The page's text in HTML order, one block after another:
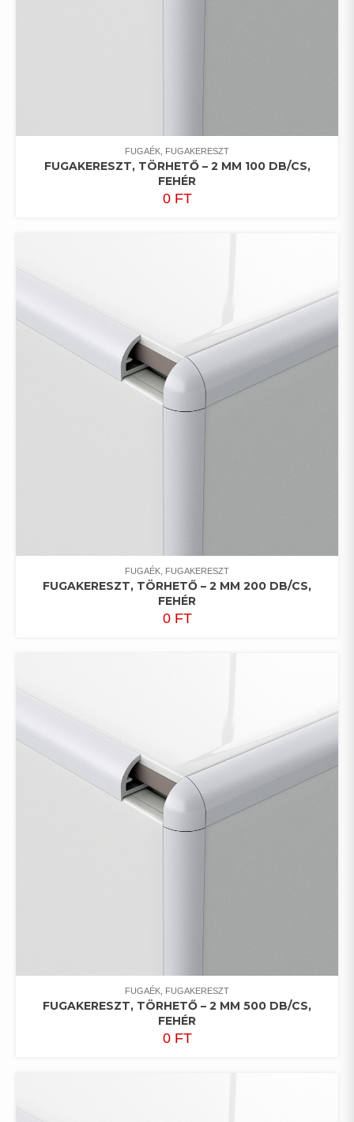
FUGAÉK, FUGAKERESZT
FUGAKERESZT, TÖRHETŐ – 2 MM 100 DB/CS,
FEHÉR
0 FT
FUGAÉK, FUGAKERESZT
FUGAKERESZT, TÖRHETŐ – 2 MM 200 DB/CS,
FEHÉR
0 FT
FUGAÉK, FUGAKERESZT
FUGAKERESZT, TÖRHETŐ – 2 MM 500 DB/CS,
FEHÉR
0 FT